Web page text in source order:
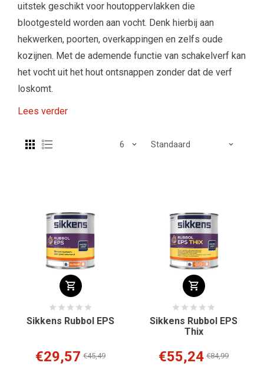
uitstek geschikt voor houtoppervlakken die
blootgesteld worden aan vocht. Denk hierbij aan
hekwerken, poorten, overkappingen en zelfs oude
kozijnen. Met de ademende functie van schakelverf kan
het vocht uit het hout ontsnappen zonder dat de verf
loskomt.
Lees verder
Sikkens Rubbol EPS
€29,57 €45,49
Sikkens Rubbol EPS
Thix
€55,24 €84,99